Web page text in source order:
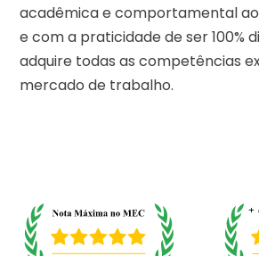
acadêmica e comportamental
e com a praticidade de ser 100%
adquire todas as competências
mercado de trabalho.